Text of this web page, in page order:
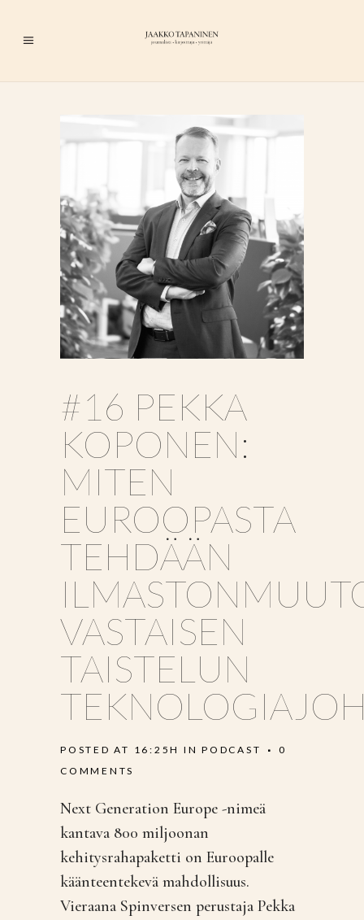
#16 PEKKA
KOPONEN:
MITEN
EUROOPASTA
TEHDÄÄN
VASTAISEN
TAISTELUN
POSTED AT 16:25H INPODCAST
0
COMMENTS
Next Generation Europe -nimeä
kantava 800 miljoonan
kehitysrahapaketti on Euroopalle
käänteentekevä mahdollisuus.
Vieraana Spinversen perustaja Pekka